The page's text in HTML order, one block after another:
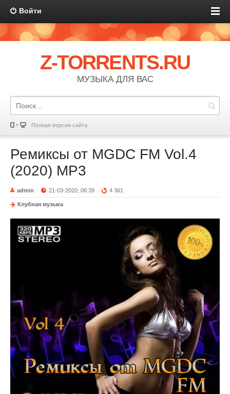
Войти
Z-TORRENTS.RU
МУЗЫКА ДЛЯ ВАС
Полная версия сайта
Ремиксы от MGDC FM Vol.4
(2020) MP3
admin 21-03-2020, 06:39 4 361
Клубная музыка